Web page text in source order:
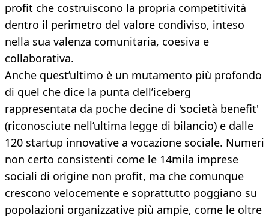
profit che costruiscono la propria competitività
dentro il perimetro del valore condiviso, inteso
nella sua valenza comunitaria, coesiva e
collaborativa.
Anche quest’ultimo è un mutamento più profondo
di quel che dice la punta dell’iceberg
rappresentata da poche decine di 'società benefit'
(riconosciute nell’ultima legge di bilancio) e dalle
120 startup innovative a vocazione sociale. Numeri
non certo consistenti come le 14mila imprese
sociali di origine non profit, ma che comunque
crescono velocemente e soprattutto poggiano su
popolazioni organizzative più ampie, come le oltre